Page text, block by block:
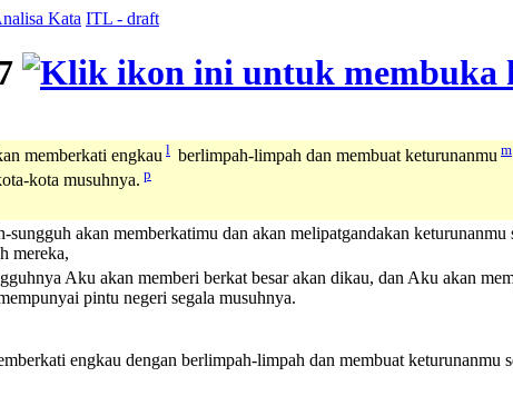
Kata ITL - draft
memberkati engkau l berlimpah-limpah dan membuat keturunanmu m
kota musuhnya. p
sungguh akan memberkatimu dan akan melipatgandakan
mereka,
Aku akan memberi berkat besar akan dikau, dan Aku akan
pintu negeri segala musuhnya.
engkau dengan berlimpah-limpah dan membuat